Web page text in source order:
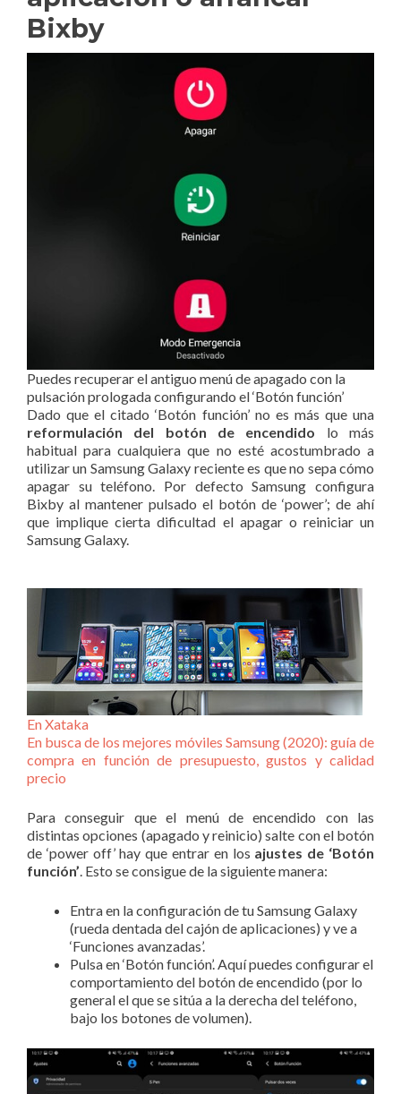
Bixby
Puedes recuperar el antiguo menú de apagado con la
pulsación prologada configurando el ‘Botón función’
Dado que el citado ‘Botón función’ no es más que una
reformulación del botón de encendido lo más
habitual para cualquiera que no esté acostumbrado a
utilizar un Samsung Galaxy reciente es que no sepa cómo
apagar su teléfono. Por defecto Samsung configura
Bixby al mantener pulsado el botón de ‘power’; de ahí
que implique cierta dificultad el apagar o reiniciar un
Samsung Galaxy.
En Xataka
En busca de los mejores móviles Samsung (2020): guía de
compra en función de presupuesto, gustos y calidad
precio
Para conseguir que el menú de encendido con las
distintas opciones (apagado y reinicio) salte con el botón
de ‘power off’ hay que entrar en los ajustes de ‘Botón
función’. Esto se consigue de la siguiente manera:
Entra en la configuración de tu Samsung Galaxy
(rueda dentada del cajón de aplicaciones) y ve a
‘Funciones avanzadas’.
Pulsa en ‘Botón función’. Aquí puedes configurar el
comportamiento del botón de encendido (por lo
general el que se sitúa a la derecha del teléfono,
bajo los botones de volumen).